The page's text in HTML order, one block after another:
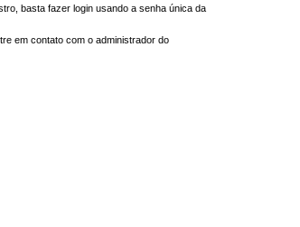
basta fazer login usando a senha única da
em contato com o administrador do